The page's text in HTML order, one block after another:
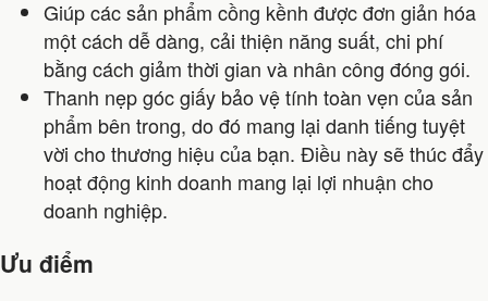
Giúp các sản phẩm cồng kềnh được đơn giản hóa
một cách dễ dàng, cải thiện năng suất, chi phí
bằng cách giảm thời gian và nhân công đóng gói.
Thanh nẹp góc giấy bảo vệ tính toàn vẹn của sản
phẩm bên trong, do đó mang lại danh tiếng tuyệt
vời cho thương hiệu của bạn. Điều này sẽ thúc đẩy
hoạt động kinh doanh mang lại lợi nhuận cho
doanh nghiệp.
Ưu điểm